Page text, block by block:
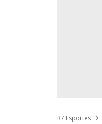
R7 Esportes